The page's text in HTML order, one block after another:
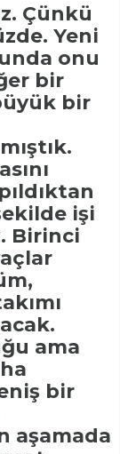
Çünkü
Yeni
onu
bir
bir
işi
Birinci
ama
bir
aşamada